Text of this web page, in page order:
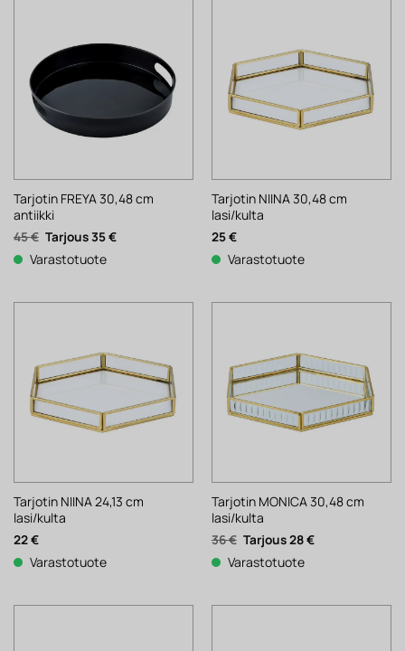
Tarjotin FREYA 30,48 cm
antiikki
45€ Alkuperäinen
hinta
oli:
35€Nykyinen
Varastotuote
Tarjotin NIINA 30,48 cm
lasi/kulta
25€
Varastotuote
Tarjotin NIINA 24,13 cm
lasi/kulta
22€
Varastotuote
Tarjotin MONICA 30,48 cm
lasi/kulta
36€ Alkuperäinen
hinta
oli:
28€Nykyinen
Varastotuote